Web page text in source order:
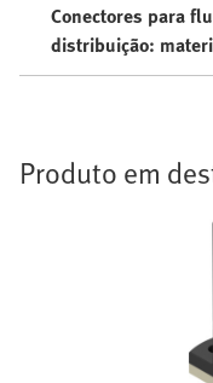
Conectores para
distribuição:
Produto em